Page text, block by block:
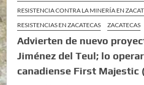
RESISTENCIA CONTRA LA MINERÍA EN
RESISTENCIAS EN ZACATECAS
ZACATECAS
Advierten de nuevo
Jiménez del Teul; lo
canadiense First Majestic